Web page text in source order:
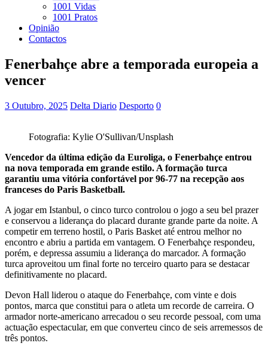
1001 Vidas
1001 Pratos
Opinião
Contactos
Fenerbahçe abre a temporada europeia a
vencer
3 Outubro, 2025 Delta Diario Desporto 0
Fotografia: Kylie O'Sullivan/Unsplash
Vencedor da última edição da Euroliga, o Fenerbahçe entrou
na nova temporada em grande estilo. A formação turca
garantiu uma vitória confortável por 96-77 na recepção aos
franceses do Paris Basketball.
A jogar em Istanbul, o cinco turco controlou o jogo a seu bel prazer
e conservou a liderança do placard durante grande parte da noite. A
competir em terreno hostil, o Paris Basket até entrou melhor no
encontro e abriu a partida em vantagem. O Fenerbahçe respondeu,
porém, e depressa assumiu a liderança do marcador. A formação
turca aproveitou um final forte no terceiro quarto para se destacar
definitivamente no placard.
Devon Hall liderou o ataque do Fenerbahçe, com vinte e dois
pontos, marca que constitui para o atleta um recorde de carreira. O
armador norte-americano arrecadou o seu recorde pessoal, com uma
actuação espectacular, em que converteu cinco de seis arremessos de
três pontos.